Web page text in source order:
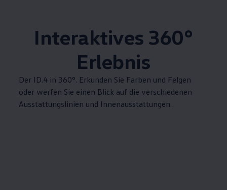
Interaktives 360°
Erlebnis
Der ID.4 in 360°. Erkunden Sie Farben und Felgen
oder werfen Sie einen Blick auf die verschiedenen
Ausstattungslinien und Innenausstattungen.